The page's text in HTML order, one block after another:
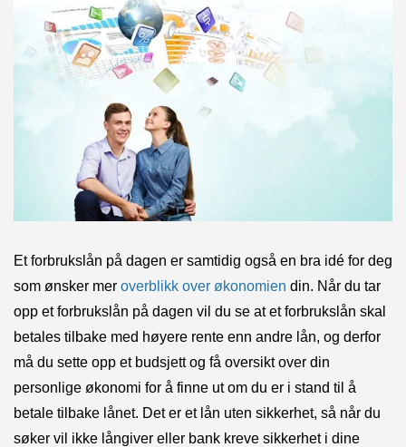
Et forbrukslån på dagen er samtidig også en bra idé for deg
som ønsker mer overblikk over økonomien din. Når du tar
opp et forbrukslån på dagen vil du se at et forbrukslån skal
betales tilbake med høyere rente enn andre lån, og derfor
må du sette opp et budsjett og få oversikt over din
personlige økonomi for å finne ut om du er i stand til å
betale tilbake lånet. Det er et lån uten sikkerhet, så når du
søker vil ikke långiver eller bank kreve sikkerhet i dine